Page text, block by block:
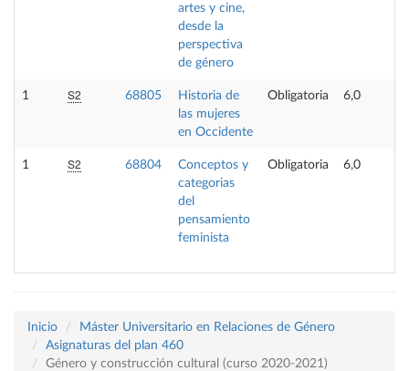
artes y cine,
desde la
perspectiva
de género
1 S2 68805
Historia de
las mujeres
en Occidente
Obligatoria 6,0
1 S2 68804
Conceptos y
categorias
del
pensamiento
feminista
Obligatoria 6,0
Inicio
Máster Universitario en Relaciones de Género
Asignaturas del plan 460
Género y construcción cultural (curso 2020-2021)